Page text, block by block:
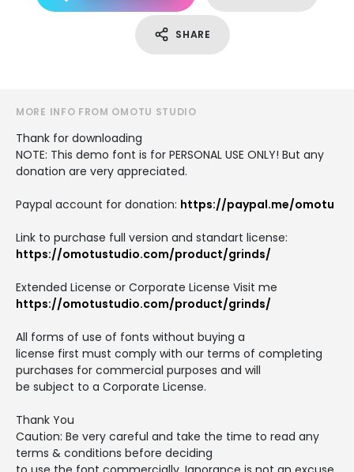
SHARE
MORE INFO FROM OMOTU STUDIO
Thank for downloading
NOTE: This demo font is for PERSONAL USE ONLY! But any
donation are very appreciated.
Paypal account for donation: https://paypal.me/omotu
Link to purchase full version and standart license:
https://omotustudio.com/product/grinds/
Extended License or Corporate License Visit me
https://omotustudio.com/product/grinds/
All forms of use of fonts without buying a
license first must comply with our terms of completing
purchases for commercial purposes and will
be subject to a Corporate License.
Thank You
Caution: Be very careful and take the time to read any
terms & conditions before deciding